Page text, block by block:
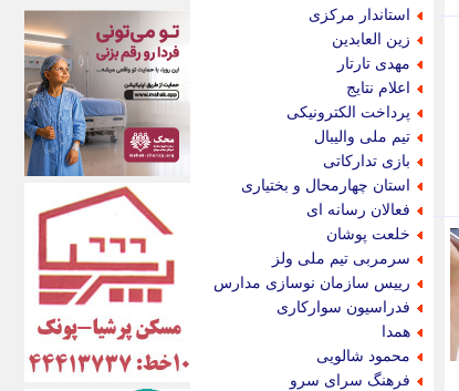
استاندار مرکزی
زین العابدین
مهدی تارتار
اعلام نتایج
پرداخت الکترونیکی
تیم ملی والیبال
بازی تدارکاتی
استان چهارمحال و بختیاری
فعالان رسانه ای
خلعت پوشان
سرمربی تیم ملی ولز
رییس سازمان نوسازی مدارس
فدراسیون سوارکاری
همدا
محمود شالویی
فرهنگ سرای سرو
اکوفارس
اکونگار
اکونیوز
الف
انتشار آنلاین
اندیشه قرن
اندیشه معاصر
اندیشه ها
انرژی پرس
ای استخدام
ایتنا
ایراف
ایران آرت
ایران آنلاین
ایران زندگی